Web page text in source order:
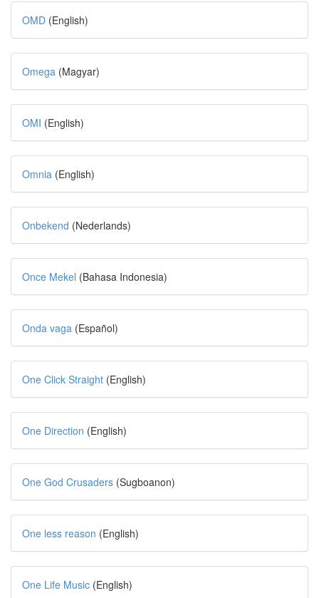
OMD (English)
Omega (Magyar)
OMI (English)
Omnia (English)
Onbekend (Nederlands)
Once Mekel (Bahasa Indonesia)
Onda vaga (Español)
One Click Straight (English)
One Direction (English)
One God Crusaders (Sugboanon)
One less reason (English)
One Life Music (English)